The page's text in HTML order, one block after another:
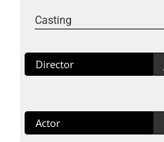
Casting
Director
Actor